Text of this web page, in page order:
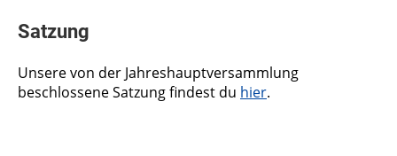
Satzung
Unsere von der Jahreshauptversammlung
beschlossene Satzung findest du hier.